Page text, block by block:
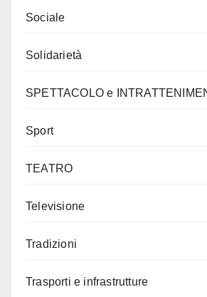
Sociale
Solidarietà
SPETTACOLO e
Sport
TEATRO
Televisione
Tradizioni
Trasporti e infrastrutture